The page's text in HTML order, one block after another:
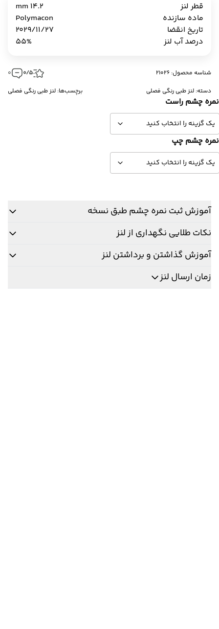
قطر لنز
14.2 mm
ماده سازنده
Polymacon
تاریخ انقضا
2029/11/27
درصد آب لنز
55%
شناسه محصول: 21026 0/5
0
دسته: لنز طبی رنگی فصلی برچسب‌ها: لنز طبی رنگی فصلی
نمره چشم راست
نمره چشم چپ
آموزش ثبت نمره چشم طبق نسخه
نکات طلایی نگهداری از لنز
آموزش گذاشتن و برداشتن لنز
زمان ارسال لنز